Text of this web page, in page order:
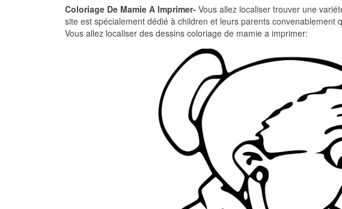
Coloriage De Mamie A Imprimer- Vous allez localiser trouver une
site est spécialement dédié à children et leurs parents
Vous allez localiser des dessins coloriage de mamie a imprimer: